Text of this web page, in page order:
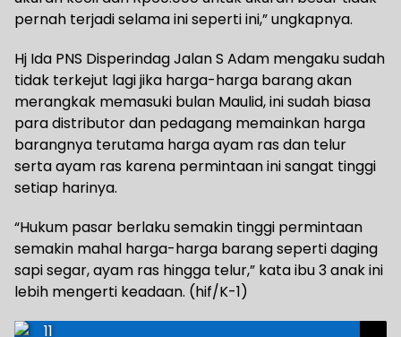
pernah terjadi selama ini seperti ini,” ungkapnya.
Hj Ida PNS Disperindag Jalan S Adam mengaku sudah
tidak terkejut lagi jika harga-harga barang akan
merangkak memasuki bulan Maulid, ini sudah biasa
para distributor dan pedagang memainkan harga
barangnya terutama harga ayam ras dan telur
serta ayam ras karena permintaan ini sangat tinggi
setiap harinya.
“Hukum pasar berlaku semakin tinggi permintaan
semakin mahal harga-harga barang seperti daging
sapi segar, ayam ras hingga telur,” kata ibu 3 anak ini
lebih mengerti keadaan. (hif/K-1)